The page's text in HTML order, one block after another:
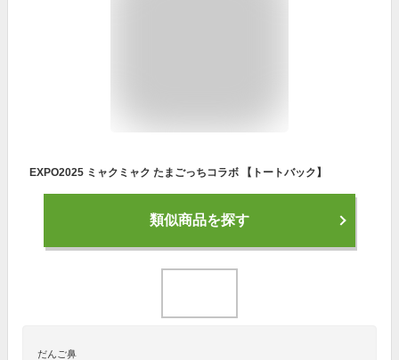
EXPO2025 ミャクミャク たまごっちコラボ 【トートバック】
類似商品を探す
だんご鼻